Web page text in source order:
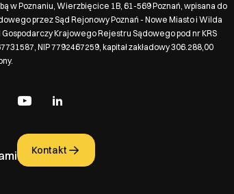
w Poznaniu, Wierzbięcice 1B, 61-569 Poznań, wpisana do
przez Sąd Rejonowy Poznań - Nowe Miasto i Wilda
Gospodarczy Krajowego Rejestru Sądowego pod nr KRS
NIP 7792467259, kapitał zakładowy 306.288,00
Kontakt